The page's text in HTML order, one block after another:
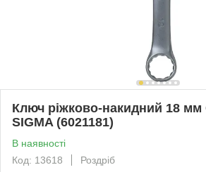
Ключ ріжково-накидний 18 мм
SIGMA (6021181)
В наявності
Код: 13618
Роздріб